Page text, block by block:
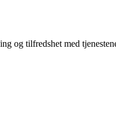
og tilfredshet med